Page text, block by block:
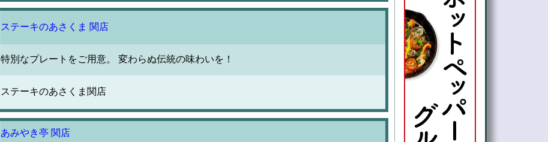
ステーキのあさくま 関店
特別なプレートをご用意。 変わらぬ伝統の味わいを！
ステーキのあさくま関店
あみやき亭 関店